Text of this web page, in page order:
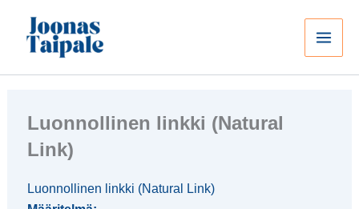
sisältöön
Luonnollinen linkki (Natural
Link)
Luonnollinen linkki (Natural Link)